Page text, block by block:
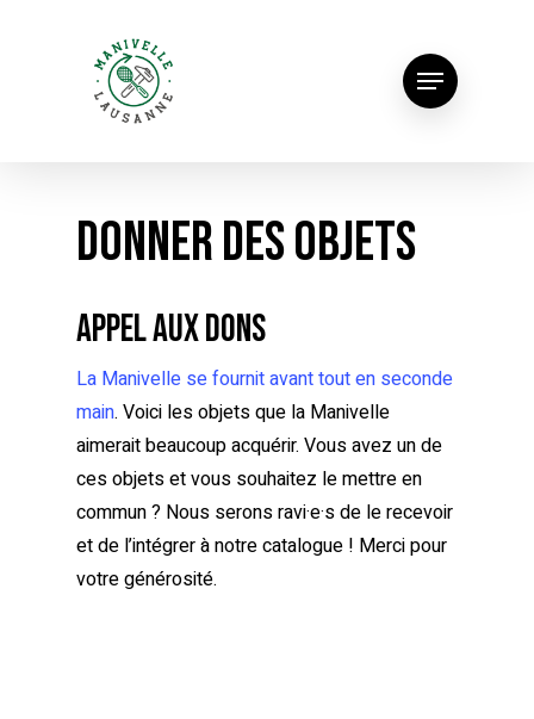
Donner des objets
Appel aux dons
La Manivelle se fournit avant tout en seconde
main. Voici les objets que la Manivelle
aimerait beaucoup acquérir. Vous avez un de
ces objets et vous souhaitez le mettre en
commun ? Nous serons ravi·e·s de le recevoir
et de l’intégrer à notre catalogue ! Merci pour
votre générosité.